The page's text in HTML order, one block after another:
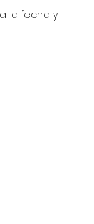
la fecha y